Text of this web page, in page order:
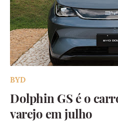
BYD
Dolphin GS é o
varejo em julho